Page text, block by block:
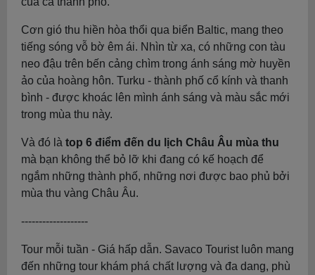
Cơn gió thu hiền hòa thổi qua biển Baltic, mang theo
tiếng sóng vỗ bờ êm ái. Nhìn từ xa, có những con tàu
neo đậu trên bến cảng chìm trong ánh sáng mờ huyền
ảo của hoàng hôn. Turku - thành phố cổ kính và thanh
bình - được khoác lên mình ánh sáng và màu sắc mới
trong mùa thu này.
Và đó là top 6 điểm đến du lịch Châu Âu mùa thu
mà bạn không thể bỏ lỡ khi đang có kế hoạch để
ngắm những thành phố, những nơi được bao phủ bởi
mùa thu vàng Châu Âu.
-------------------
Tour mỗi tuần - Giá hấp dẫn. Savaco Tourist luôn mang
đến những tour khám phá chất lượng và đa dang, phù